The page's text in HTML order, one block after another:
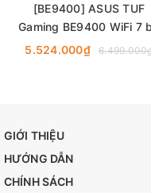
[BE9400] ASUS TUF
Gaming BE9400 WiFi 7
băng tần, bốn cổng
5.524.000₫
GIỚI THIỆU
HƯỚNG DẪN
CHÍNH SÁCH